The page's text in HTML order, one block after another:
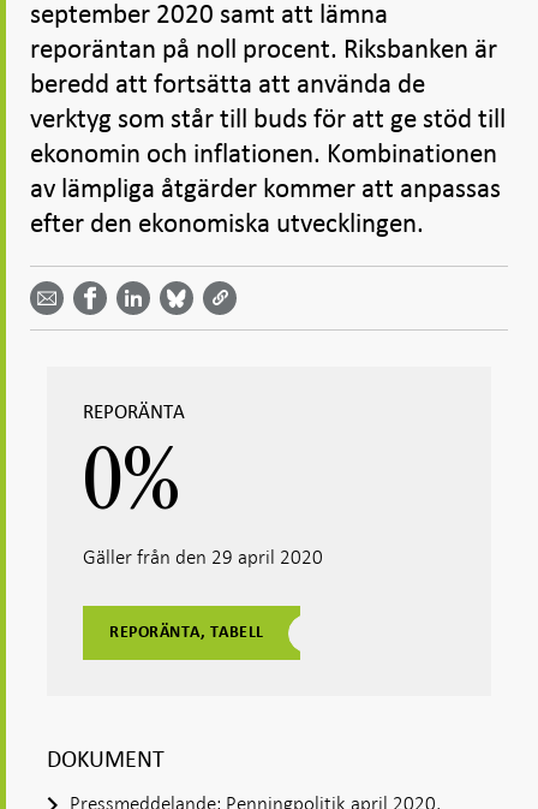
september 2020 samt att lämna
reporäntan på noll procent. Riksbanken är
beredd att fortsätta att använda de
verktyg som står till buds för att ge stöd till
ekonomin och inflationen. Kombinationen
av lämpliga åtgärder kommer att anpassas
efter den ekonomiska utvecklingen.
Dela
email -
Öppnas
Dela på
Facebook
- Öppnas
Dela på
LinkedIn
-
Öppnas
på
Bluesky
-
på
Twitter
-
REPORÄNTA
0%
Gäller från den 29 april 2020
REPORÄNTA, TABELL
DOKUMENT
Pressmeddelande: Penningpolitik april 2020,